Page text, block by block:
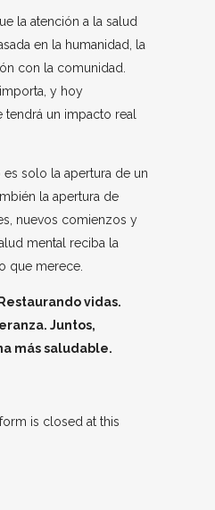
la atención a la salud
en la humanidad, la
con la comunidad.
y hoy
un impacto real
es solo la apertura de un
la apertura de
nuevos comienzos y
mental reciba la
que merece.
vidas.
Juntos,
más saludable.
is closed at this